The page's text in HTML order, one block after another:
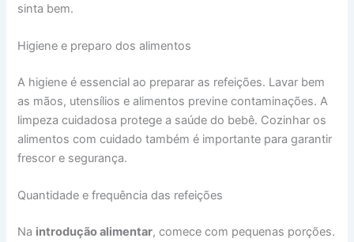
sinta bem.
Higiene e preparo dos alimentos
A higiene é essencial ao preparar as refeições. Lavar bem
as mãos, utensílios e alimentos previne contaminações. A
limpeza cuidadosa protege a saúde do bebê. Cozinhar os
alimentos com cuidado também é importante para garantir
frescor e segurança.
Quantidade e frequência das refeições
Na introdução alimentar, comece com pequenas porções.